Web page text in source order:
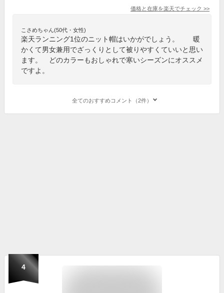
価格と在庫を楽天でチェック >>
こさめちゃん(50代・女性)
楽天ランニング1位のニット帽はいかがでしょう。 暖
かくて男女兼用でざっくりとして被りやすくていいと思い
ます。 どのカラーもおしゃれで寒いシーズンにオススメ
ですよ。
全てのおすすめコメント（2件）
4